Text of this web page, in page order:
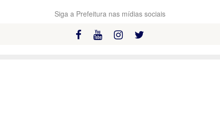
Siga a Prefeitura nas mídias sociais